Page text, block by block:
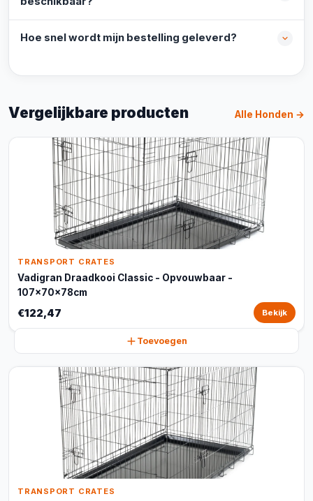
Hoe snel wordt mijn bestelling geleverd?
Vergelijkbare producten Alle Honden →
TRANSPORT CRATES
Vadigran Draadkooi Classic - Opvouwbaar -
107x70x78cm
€122,47 Bekijk
Toevoegen
TRANSPORT CRATES